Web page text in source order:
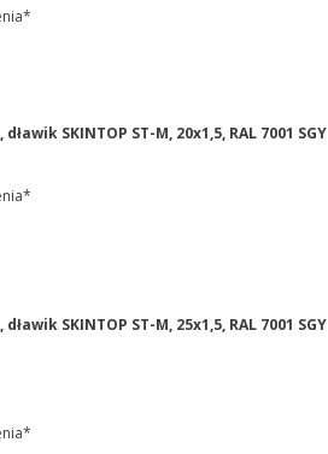
SKINTOP ST-M, 20x1,5, RAL 7001 SGY
SKINTOP ST-M, 25x1,5, RAL 7001 SGY